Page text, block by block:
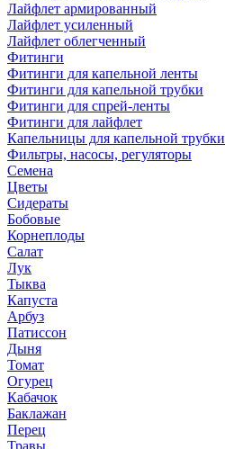
Лайфлет армированный
Лайфлет усиленный
Лайфлет облегченный
Фитинги
Фитинги для капельной ленты
Фитинги для капельной трубки
Фитинги для спрей-ленты
Фитинги для лайфлет
Капельницы для капельной трубки
Фильтры, насосы, регуляторы
Семена
Цветы
Сидераты
Бобовые
Корнеплоды
Салат
Лук
Тыква
Капуста
Арбуз
Патиссон
Дыня
Томат
Огурец
Кабачок
Баклажан
Перец
Травы